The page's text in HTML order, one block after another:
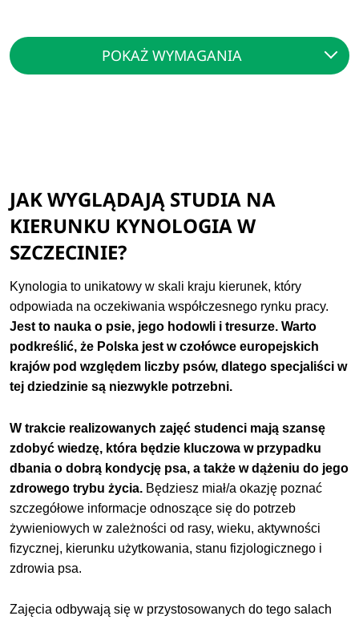
POKAŻ WYMAGANIA
JAK WYGLĄDAJĄ STUDIA NA
KIERUNKU KYNOLOGIA W
SZCZECINIE?
Kynologia to unikatowy w skali kraju kierunek, który
odpowiada na oczekiwania współczesnego rynku pracy.
Jest to nauka o psie, jego hodowli i tresurze. Warto
podkreślić, że Polska jest w czołówce europejskich
krajów pod względem liczby psów, dlatego specjaliści w
tej dziedzinie są niezwykle potrzebni.
W trakcie realizowanych zajęć studenci mają szansę
zdobyć wiedzę, która będzie kluczowa w przypadku
dbania o dobrą kondycję psa, a także w dążeniu do jego
zdrowego trybu życia. Będziesz miał/a okazję poznać
szczegółowe informacje odnoszące się do potrzeb
żywieniowych w zależności od rasy, wieku, aktywności
fizycznej, kierunku użytkowania, stanu fizjologicznego i
zdrowia psa.
Zajęcia odbywają się w przystosowanych do tego salach